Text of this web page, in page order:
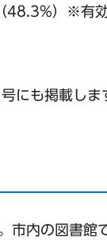
）※有効
にも掲載しま
市内の図書館